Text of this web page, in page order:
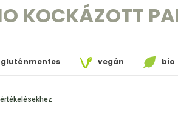
KOCKÁZOTT
gluténmentes vegán bio